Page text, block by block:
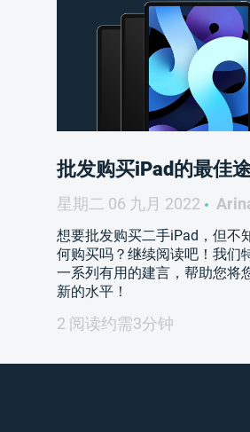
批发购买iPad的最佳
星期二 06 九月 2022
想要批发购买二手iPad，但不
何购买吗？继续阅读吧！我们
一系列有用的建言，帮助您将
新的水平！
2 阅读约需3分钟